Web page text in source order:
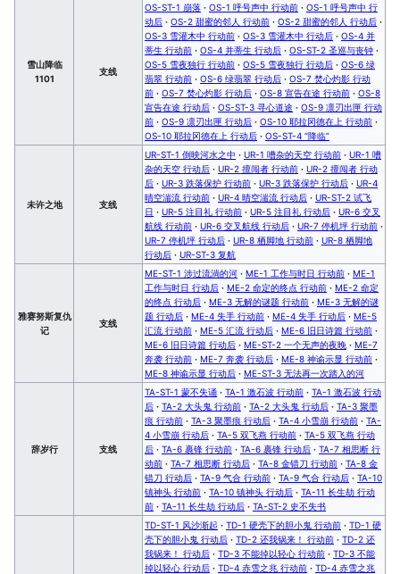
雪山降临
1101
支线
OS-ST-1 崩落 · OS-1 呼号声中 行动前 · OS-1 呼号声中 行
动后 · OS-2 甜蜜的邻人 行动前 · OS-2 甜蜜的邻人 行动后 ·
OS-3 雪灌木中 行动前 · OS-3 雪灌木中 行动后 · OS-4 并
蒂生 行动前 · OS-4 并蒂生 行动后 · OS-ST-2 圣巡与丧钟 ·
OS-5 雪夜独行 行动前 · OS-5 雪夜独行 行动后 · OS-6 绿
翡翠 行动前 · OS-6 绿翡翠 行动后 · OS-7 焚心灼影 行动
前 · OS-7 焚心灼影 行动后 · OS-8 宣告在途 行动前 · OS-8
宣告在途 行动后 · OS-ST-3 寻心道途 · OS-9 凛刃出匣 行动
前 · OS-9 凛刃出匣 行动后 · OS-10 耶拉冈德在上 行动前 ·
OS-10 耶拉冈德在上 行动后 · OS-ST-4 “降临”
未许之地 支线
UR-ST-1 倒映河水之中 · UR-1 嘈杂的天空 行动前 · UR-1 嘈
杂的天空 行动后 · UR-2 擅闯者 行动前 · UR-2 擅闯者 行动
后 · UR-3 跌落保护 行动前 · UR-3 跌落保护 行动后 · UR-4
晴空湍流 行动前 · UR-4 晴空湍流 行动后 · UR-ST-2 试飞
日 · UR-5 注目礼 行动前 · UR-5 注目礼 行动后 · UR-6 交叉
航线 行动前 · UR-6 交叉航线 行动后 · UR-7 停机坪 行动前 ·
UR-7 停机坪 行动后 · UR-8 栖脚地 行动前 · UR-8 栖脚地
行动后 · UR-ST-3 复航
雅赛努斯复仇
记
支线
ME-ST-1 涉过流淌的河 · ME-1 工作与时日 行动前 · ME-1
工作与时日 行动后 · ME-2 命定的终点 行动前 · ME-2 命定
的终点 行动后 · ME-3 无解的谜题 行动前 · ME-3 无解的谜
题 行动后 · ME-4 失手 行动前 · ME-4 失手 行动后 · ME-5
汇流 行动前 · ME-5 汇流 行动后 · ME-6 旧日诗篇 行动前 ·
ME-6 旧日诗篇 行动后 · ME-ST-2 一个无声的夜晚 · ME-7
奔袭 行动前 · ME-7 奔袭 行动后 · ME-8 神谕示显 行动前 ·
ME-8 神谕示显 行动后 · ME-ST-3 无法再一次踏入的河
辞岁行 支线
TA-ST-1 蒙不失诵 · TA-1 激石波 行动前 · TA-1 激石波 行动
后 · TA-2 大头鬼 行动前 · TA-2 大头鬼 行动后 · TA-3 聚墨
痕 行动前 · TA-3 聚墨痕 行动后 · TA-4 小雪崩 行动前 · TA-
4 小雪崩 行动后 · TA-5 双飞燕 行动前 · TA-5 双飞燕 行动
后 · TA-6 裹锋 行动前 · TA-6 裹锋 行动后 · TA-7 相思断 行
动前 · TA-7 相思断 行动后 · TA-8 金错刀 行动前 · TA-8 金
错刀 行动后 · TA-9 气合 行动前 · TA-9 气合 行动后 · TA-10
镇神头 行动前 · TA-10 镇神头 行动后 · TA-11 长生劫 行动
前 · TA-11 长生劫 行动后 · TA-ST-2 史不失书
TD-ST-1 风沙渐起 · TD-1 硬壳下的胆小鬼 行动前 · TD-1 硬
壳下的胆小鬼 行动后 · TD-2 还我锅来！ 行动前 · TD-2 还
我锅来！ 行动后 · TD-3 不能掉以轻心 行动前 · TD-3 不能
掉以轻心 行动后 · TD-4 赤雪之兆 行动前 · TD-4 赤雪之兆